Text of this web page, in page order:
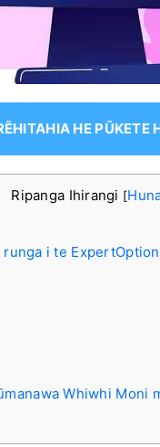
HE PŪKETE
Ripanga Ihirangi [
i te ExpertOption
Whiwhi Moni